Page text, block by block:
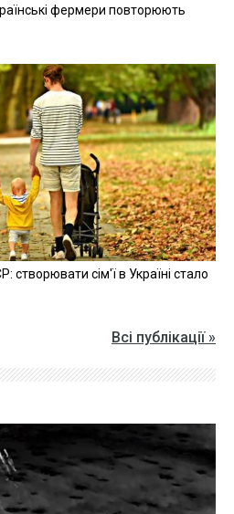
фермери повторюють
створювати сім'ї в Україні стало
Всі публікації »